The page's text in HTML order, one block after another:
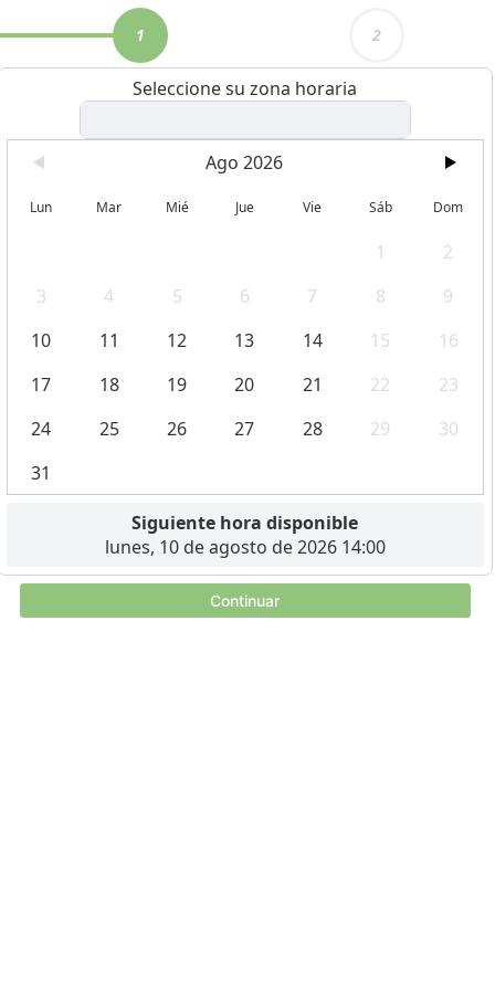
1 2
Seleccione su zona horaria
Ago 2026
Lun Mar Mié Jue Vie Sáb Dom
1
2
3
4 5 6 7 8
9
10
11 12 13 14 15
16
17
18 19 20 21 22
23
24
25 26 27 28 29
30
31
Siguiente hora disponible
lunes, 10 de agosto de 2026 14:00
Continuar